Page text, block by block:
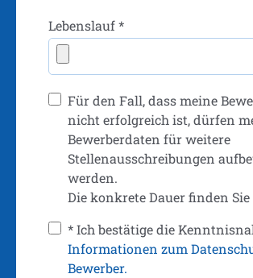
Lebenslauf *
Für den Fall, dass meine
nicht erfolgreich ist, dürfen
Bewerberdaten für weitere
Stellenausschreibungen
werden.
Die konkrete Dauer finden Sie
* Ich bestätige die
Informationen zum
Bewerber.